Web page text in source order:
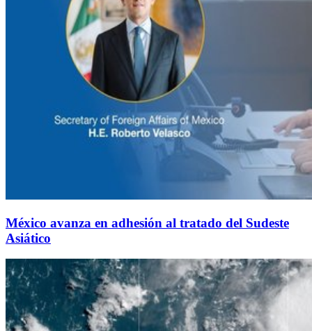
México avanza en adhesión al tratado del Sudeste
Asiático